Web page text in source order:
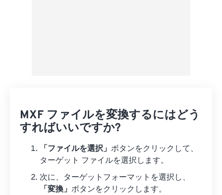
MXF ファイルを変換するにはどう
すればいいですか?
「ファイルを選択」 ボタンをクリックして、
ターゲット ファイルを選択します。
次に、ターゲットフォーマットを選択し、
「変換」 ボタンをクリックします。